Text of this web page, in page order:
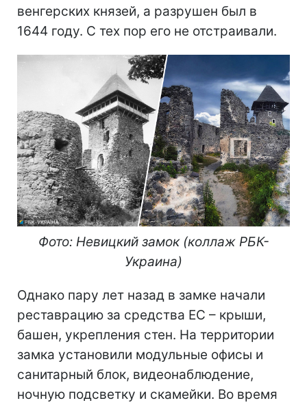
венгерских князей, а разрушен был в
1644 году. С тех пор его не отстраивали.
Фото: Невицкий замок (коллаж РБК-
Украина)
Однако пару лет назад в замке начали
реставрацию за средства ЕС – крыши,
башен, укрепления стен. На территории
замка установили модульные офисы и
санитарный блок, видеонаблюдение,
ночную подсветку и скамейки. Во время